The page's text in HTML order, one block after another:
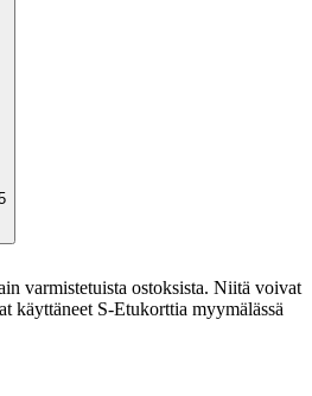
varmistetuista ostoksista. Niitä voivat
käyttäneet S-Etukorttia myymälässä